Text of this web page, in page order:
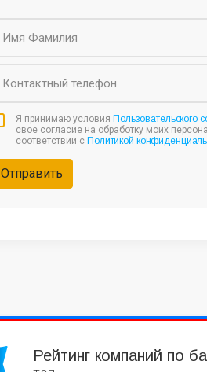
Я принимаю условия Пользовательского
свое согласие на обработку моих
соответствии с Политикой
Отправить
Рейтинг компаний по